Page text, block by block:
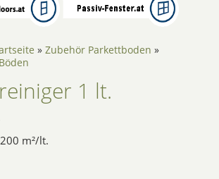
» Zubehör Parkettboden »
1 lt.
m²/lt.